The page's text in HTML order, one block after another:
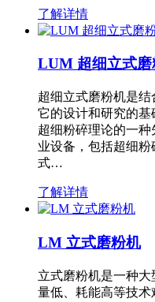
了解详情
LUM 超细立式磨
超细立式磨粉机是结
它的设计和研究的
超细粉碎理论的一
业设备，包括超细
式…
了解详情
LM 立式磨粉机
立式磨粉机是一种
量低、耗能高等技